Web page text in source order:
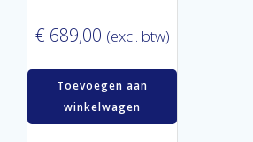
€ 689,00 (excl. btw)
Toevoegen aan
winkelwagen